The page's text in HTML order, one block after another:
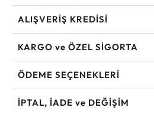
ALIŞVERİŞ KREDİSİ
KARGO ve ÖZEL SİGORTA
ÖDEME SEÇENEKLERİ
İPTAL, İADE ve DEĞİŞİM